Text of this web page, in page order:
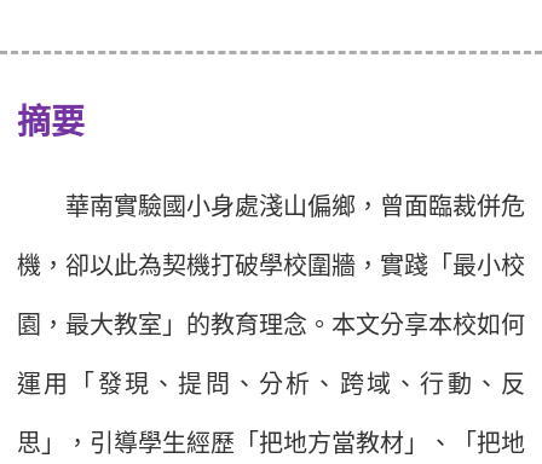
摘要
華南實驗國小身處淺山偏鄉，曾面臨裁併危
機，卻以此為契機打破學校圍牆，實踐「最小校
園，最大教室」的教育理念。本文分享本校如何
運用「發現、提問、分析、跨域、行動、反
思」，引導學生經歷「把地方當教材」、「把地